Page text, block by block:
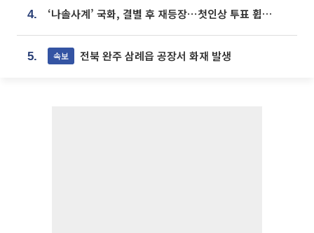
4. ‘나솔사계’ 국화, 결별 후 재등장⋯첫인상 투표 휩쓸고 ‘인기녀’ 등극
5. 속보 전북 완주 삼례읍 공장서 화재 발생